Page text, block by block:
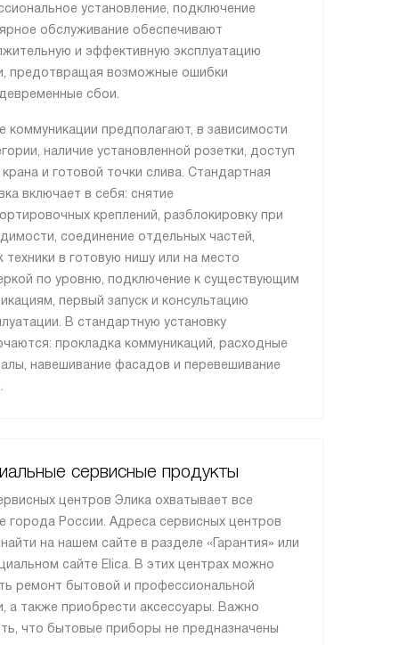
установление, подключение
обслуживание обеспечивают
и эффективную эксплуатацию
предотвращая возможные ошибки
сбои.
коммуникации предполагают, в зависимости
наличие установленной розетки, доступ
и готовой точки слива. Стандартная
включает в себя: снятие
креплений, разблокировку при
соединение отдельных частей,
техники в готовую нишу или на место
по уровню, подключение к существующим
первый запуск и консультацию
В стандартную установку
прокладка коммуникаций, расходные
навешивание фасадов и перевешивание
сервисные продукты
центров Элика охватывает все
города России. Адреса сервисных центров
на нашем сайте в разделе «Гарантия» или
сайте Elica. В этих центрах можно
ремонт бытовой и профессиональной
а также приобрести аксессуары. Важно
что бытовые приборы не предназначены